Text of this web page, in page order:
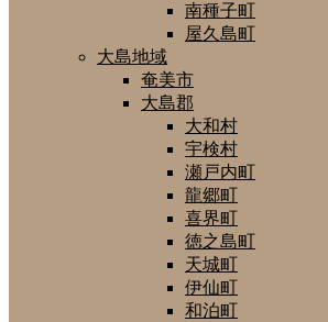
南種子町
屋久島町
大島地域
奄美市
大島郡
大和村
宇検村
瀬戸内町
龍郷町
喜界町
徳之島町
天城町
伊仙町
和泊町